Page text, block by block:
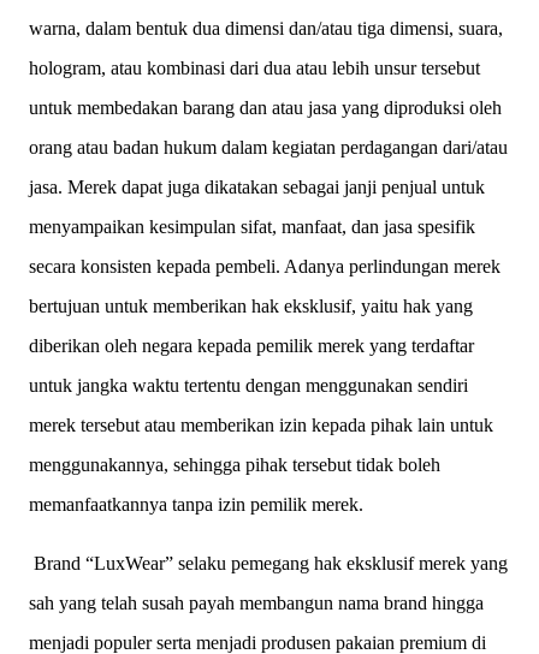
warna, dalam bentuk dua dimensi dan/atau tiga dimensi, suara,
hologram, atau kombinasi dari dua atau lebih unsur tersebut
untuk membedakan barang dan atau jasa yang diproduksi oleh
orang atau badan hukum dalam kegiatan perdagangan dari/atau
jasa. Merek dapat juga dikatakan sebagai janji penjual untuk
menyampaikan kesimpulan sifat, manfaat, dan jasa spesifik
secara konsisten kepada pembeli. Adanya perlindungan merek
bertujuan untuk memberikan hak eksklusif, yaitu hak yang
diberikan oleh negara kepada pemilik merek yang terdaftar
untuk jangka waktu tertentu dengan menggunakan sendiri
merek tersebut atau memberikan izin kepada pihak lain untuk
menggunakannya, sehingga pihak tersebut tidak boleh
memanfaatkannya tanpa izin pemilik merek.
Brand “LuxWear” selaku pemegang hak eksklusif merek yang
sah yang telah susah payah membangun nama brand hingga
menjadi populer serta menjadi produsen pakaian premium di